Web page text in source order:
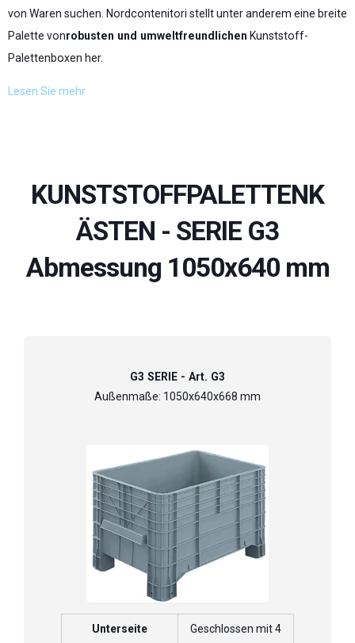
von Waren suchen. Nordcontenitori stellt unter anderem eine breite
Palette vonrobusten und umweltfreundlichen Kunststoff-
Palettenboxen her.
Lesen Sie mehr
KUNSTSTOFFPALETTENK
ÄSTEN - SERIE G3
Abmessung 1050x640 mm
G3 SERIE - Art. G3
Außenmaße: 1050x640x668 mm
Unterseite
Geschlossen mit 4